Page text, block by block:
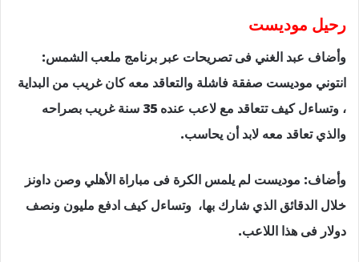
رحيل موديست
وأضاف عبد الغني فى تصريحات عبر برنامج ملعب الشمس:
انتوني موديست صفقة فاشلة والتعاقد معه كان غريب من البداية
، وتساءل كيف تتعاقد مع لاعب عنده 35 سنة غريب بصراحه
والذي تعاقد معه لابد أن يحاسب.
وأضاف: موديست لم يلمس الكرة فى مباراة الأهلي وصن داونز
خلال الدقائق الذي شارك بها، وتساءل كيف ادفع مليون ونصف
دولار فى هذا اللاعب.